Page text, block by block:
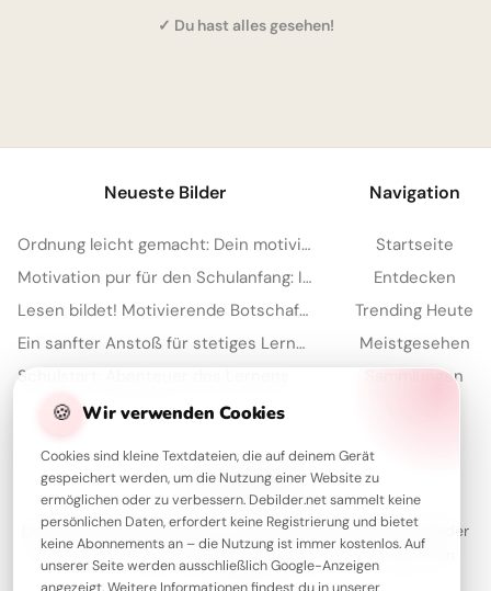
✓ Du hast alles gesehen!
🍪 Wir verwenden Cookies
Cookies sind kleine Textdateien, die auf deinem Gerät
gespeichert werden, um die Nutzung einer Website zu
ermöglichen oder zu verbessern. Debilder.net sammelt keine
persönlichen Daten, erfordert keine Registrierung und bietet
keine Abonnements an – die Nutzung ist immer kostenlos. Auf
unserer Seite werden ausschließlich Google-Anzeigen
Neueste Bilder
Ordnung leicht gemacht: Dein motivierender Spruch für Instagram zum Schulstart!
Motivation pur für den Schulanfang: Inspirierende Botschaft zum Teilen per WhatsApp!
Lesen bildet! Motivierende Botschaft zum Schulanfang für WhatsApp
Ein sanfter Anstoß für stetiges Lernen: Motivation zum Schulstart für YouTube.
Navigation
Startseite
Entdecken
Trending Heute
Meistgesehen
Sammlungen
Über Debilder
Debilder ist deine Plattform für die schönsten Grüße und Bilder
zum Teilen. Entdecke unsere Sammlung und verschenke ein
Lächeln!